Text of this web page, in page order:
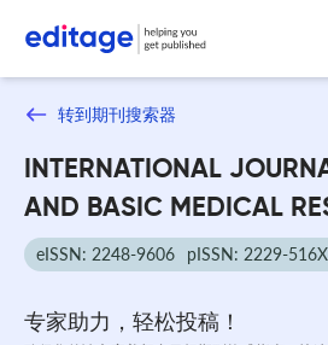
转到期刊搜索器
INTERNATIONAL
AND BASIC MEDICAL
eISSN: 2248-9606 pISSN: 2229-516X
专家助力，轻松投稿！